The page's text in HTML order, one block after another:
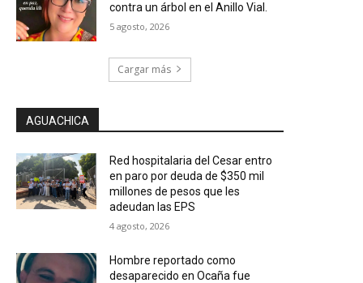
contra un árbol en el Anillo Vial.
5 agosto, 2026
Cargar más
AGUACHICA
Red hospitalaria del Cesar entro
en paro por deuda de $350 mil
millones de pesos que les
adeudan las EPS
4 agosto, 2026
Hombre reportado como
desaparecido en Ocaña fue